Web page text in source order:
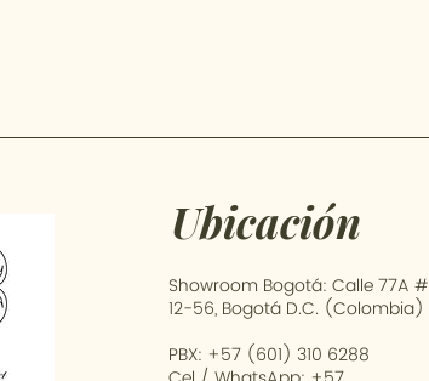
Ubicación
Showroom Bogotá: Calle 77A #
12-56, Bogotá D.C. (Colombia)
PBX: +57 (601) 310 6288